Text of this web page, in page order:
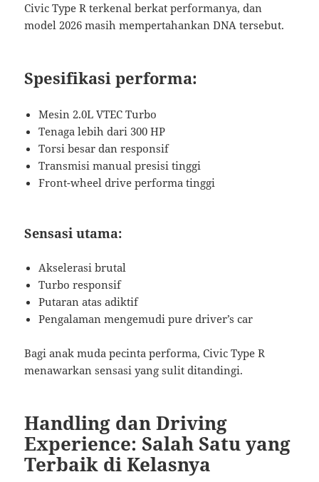
Civic Type R terkenal berkat performanya, dan
model 2026 masih mempertahankan DNA tersebut.
Spesifikasi performa:
Mesin 2.0L VTEC Turbo
Tenaga lebih dari 300 HP
Torsi besar dan responsif
Transmisi manual presisi tinggi
Front-wheel drive performa tinggi
Sensasi utama:
Akselerasi brutal
Turbo responsif
Putaran atas adiktif
Pengalaman mengemudi pure driver’s car
Bagi anak muda pecinta performa, Civic Type R
menawarkan sensasi yang sulit ditandingi.
Handling dan Driving
Experience: Salah Satu yang
Terbaik di Kelasnya